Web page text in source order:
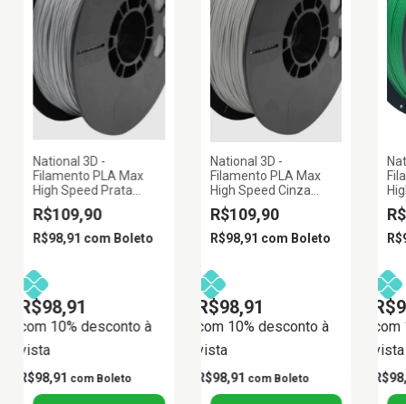
National 3D -
Filamento PLA Max
High Speed Prata
Metalico 1kg 1,75mm
R$109,90
R$98,91 com Boleto
R$98,91
com 10% desconto à
vista
R$98,91 com Boleto
National 3D -
Filamento PLA Max
High Speed Cinza
Claro 1kg 1,75mm
R$109,90
R$98,91 com Boleto
R$98,91
com 10% desconto à
vista
R$98,91 com Boleto
vista